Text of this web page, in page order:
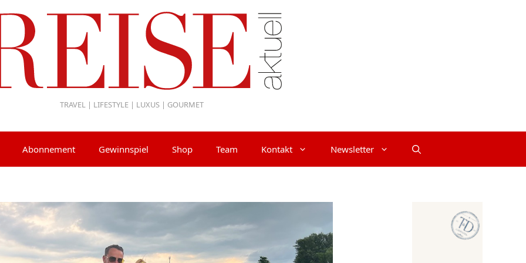
TRAVEL | LIFESTYLE | LUXUS | GOURMET
Abonnement Gewinnspiel Shop Team Kontakt Newsletter